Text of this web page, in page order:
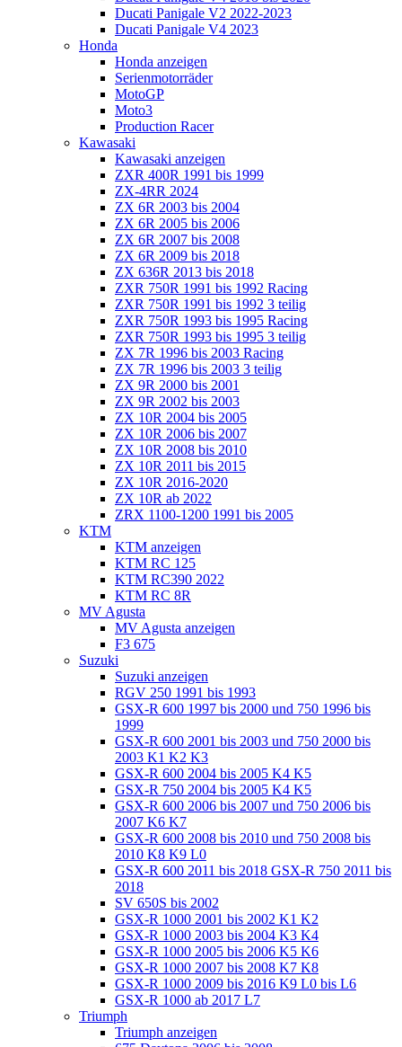
Ducati Panigale V2 2022-2023
Ducati Panigale V4 2023
Honda
Honda anzeigen
Serienmotorräder
MotoGP
Moto3
Production Racer
Kawasaki
Kawasaki anzeigen
ZXR 400R 1991 bis 1999
ZX-4RR 2024
ZX 6R 2003 bis 2004
ZX 6R 2005 bis 2006
ZX 6R 2007 bis 2008
ZX 6R 2009 bis 2018
ZX 636R 2013 bis 2018
ZXR 750R 1991 bis 1992 Racing
ZXR 750R 1991 bis 1992 3 teilig
ZXR 750R 1993 bis 1995 Racing
ZXR 750R 1993 bis 1995 3 teilig
ZX 7R 1996 bis 2003 Racing
ZX 7R 1996 bis 2003 3 teilig
ZX 9R 2000 bis 2001
ZX 9R 2002 bis 2003
ZX 10R 2004 bis 2005
ZX 10R 2006 bis 2007
ZX 10R 2008 bis 2010
ZX 10R 2011 bis 2015
ZX 10R 2016-2020
ZX 10R ab 2022
ZRX 1100-1200 1991 bis 2005
KTM
KTM anzeigen
KTM RC 125
KTM RC390 2022
KTM RC 8R
MV Agusta
MV Agusta anzeigen
F3 675
Suzuki
Suzuki anzeigen
RGV 250 1991 bis 1993
GSX-R 600 1997 bis 2000 und 750 1996 bis
1999
GSX-R 600 2001 bis 2003 und 750 2000 bis
2003 K1 K2 K3
GSX-R 600 2004 bis 2005 K4 K5
GSX-R 750 2004 bis 2005 K4 K5
GSX-R 600 2006 bis 2007 und 750 2006 bis
2007 K6 K7
GSX-R 600 2008 bis 2010 und 750 2008 bis
2010 K8 K9 L0
GSX-R 600 2011 bis 2018 GSX-R 750 2011 bis
2018
SV 650S bis 2002
GSX-R 1000 2001 bis 2002 K1 K2
GSX-R 1000 2003 bis 2004 K3 K4
GSX-R 1000 2005 bis 2006 K5 K6
GSX-R 1000 2007 bis 2008 K7 K8
GSX-R 1000 2009 bis 2016 K9 L0 bis L6
GSX-R 1000 ab 2017 L7
Triumph
Triumph anzeigen